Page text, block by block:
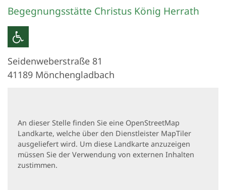
Begegnungsstätte Christus König Herrath
Seidenweberstraße 81
41189 Mönchengladbach
An dieser Stelle finden Sie eine OpenStreetMap
Landkarte, welche über den Dienstleister MapTiler
ausgeliefert wird. Um diese Landkarte anzuzeigen
müssen Sie der Verwendung von externen Inhalten
zustimmen.